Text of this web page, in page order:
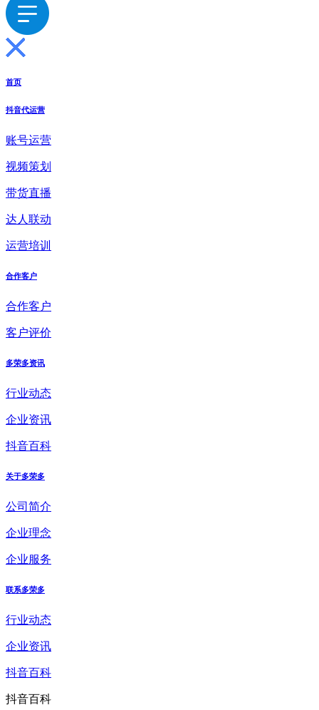
首页
抖音代运营
账号运营
视频策划
带货直播
达人联动
运营培训
合作客户
合作客户
客户评价
多荣多资讯
行业动态
企业资讯
抖音百科
关于多荣多
公司简介
企业理念
企业服务
联系多荣多
行业动态
企业资讯
抖音百科
抖音百科